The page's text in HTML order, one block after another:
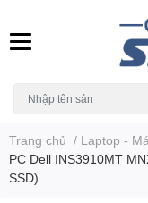
Trang chủ / Laptop -
PC Dell INS3910MT
SSD)